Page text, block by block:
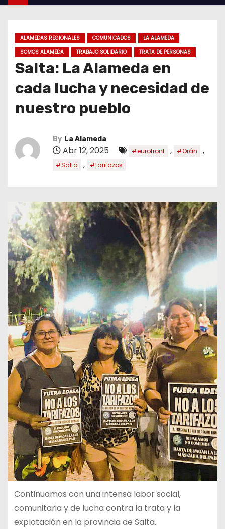
ALAMEDAS REGIONALES COMUNICADOS
LA ALAMEDA
SOMOS ALAMEDA
TRABAJO SOLIDARIO TRATA DE PERSONAS
Salta: La Alameda en
cada lucha y necesidad de
nuestro pueblo
By La Alameda
Abr 12, 2025 #eurofront , #Orán ,
#Salta , #tarifazos
Continuamos con una intensa labor social,
comunitaria y de lucha contra la trata y la
explotación en la provincia de Salta.